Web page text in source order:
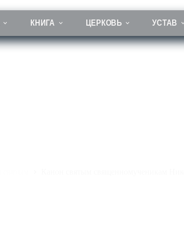
КНИГА ЦЕРКОВЬ УСТАВ